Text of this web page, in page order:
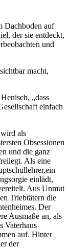
Dachboden auf
der sie entdeckt,
und
macht,
„dass
einfach
als
Obsessionen
und die ganz
Als eine
einlädt,
Aus Unmut
Triebtätern die
Der
Ausmaße an, als
Vaterhaus
auf. Hinter
der